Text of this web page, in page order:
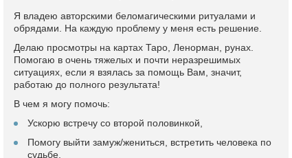
Я владею авторскими беломагическими ритуалами и
обрядами. На каждую проблему у меня есть решение.
Делаю просмотры на картах Таро, Ленорман, рунах.
Помогаю в очень тяжелых и почти неразрешимых
ситуациях, если я взялась за помощь Вам, значит,
работаю до полного результата!
В чем я могу помочь:
Ускорю встречу со второй половинкой,
Помогу выйти замуж/жениться, встретить человека по
судьбе,